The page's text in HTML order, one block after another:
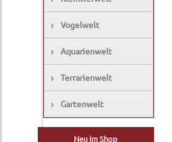
› Vogelwelt
› Aquarienwelt
› Terrarienwelt
› Gartenwelt
Neu im Shop